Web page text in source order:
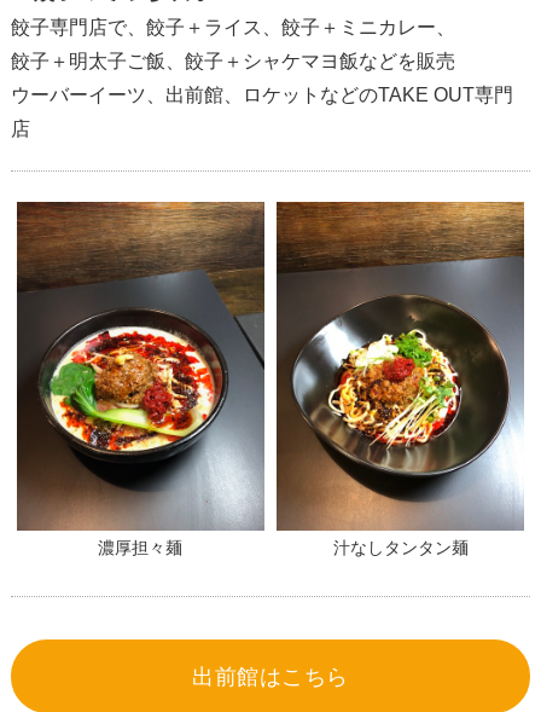
餃子専門店で、餃子＋ライス、餃子＋ミニカレー、
餃子＋明太子ご飯、餃子＋シャケマヨ飯などを販売
ウーバーイーツ、出前館、ロケットなどのTAKE OUT専門
店
濃厚担々麺 汁なしタンタン麺
出前館はこちら